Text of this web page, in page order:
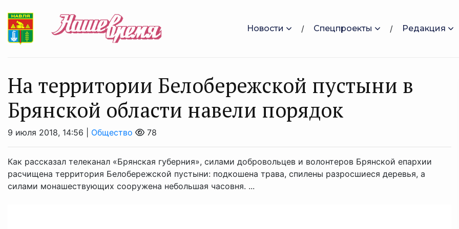
Новости Спецпроекты Редакция
На территории Белобережской пустыни в
Брянской области навели порядок
9 июля 2018, 14:56 | Общество 78
Как рассказал телеканал «Брянская губерния», силами добровольцев и волонтеров Брянской епархии
расчищена территория Белобережской пустыни: подкошена трава, спилены разросшиеся деревья, а
силами монашествующих сооружена небольшая часовня. ...